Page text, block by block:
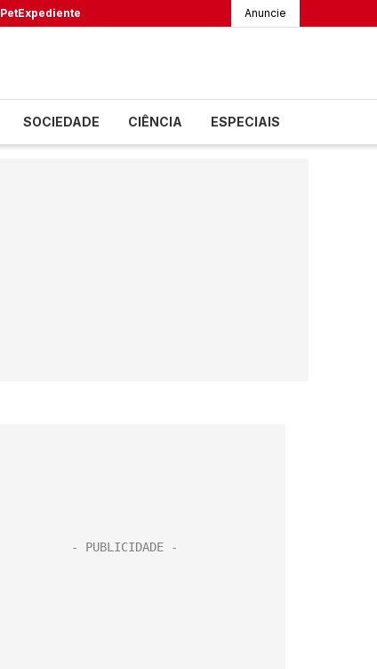
PetExpediente Anuncie
SOCIEDADE CIÊNCIA ESPECIAIS